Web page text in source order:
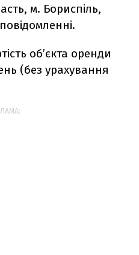
м. Бориспіль,
об’єкта оренди
(без урахування